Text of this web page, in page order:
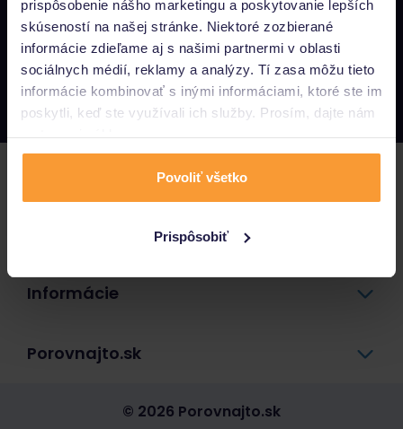
prispôsobenie nášho marketingu a poskytovanie lepších
skúseností na našej stránke. Niektoré zozbierané
informácie zdieľame aj s našimi partnermi v oblasti
sociálnych médií, reklamy a analýzy. Tí zasa môžu tieto
informácie kombinovať s inými informáciami, ktoré ste im
poskytli, keď ste využívali ich služby. Prosím, dajte nám
na to svoj súhlas.
Povoliť všetko
Prispôsobiť
Napíšte nám
info@porovnajto.sk
Zavolajte nám
0800 400 300
Informácie
Porovnajto.sk
© 2026 Porovnajto.sk